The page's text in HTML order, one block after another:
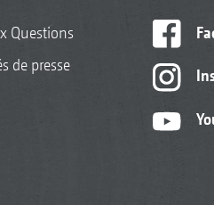
Questions
de presse